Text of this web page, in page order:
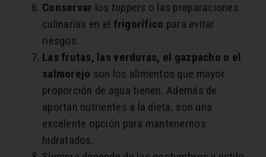
Conservar los tuppers o las preparaciones
culinarias en el frigorífico para evitar
riesgos.
Las frutas, las verduras, el gazpacho o el
salmorejo son los alimentos que mayor
proporción de agua tienen. Además de
aportan nutrientes a la dieta, son una
excelente opción para mantenernos
hidratados.